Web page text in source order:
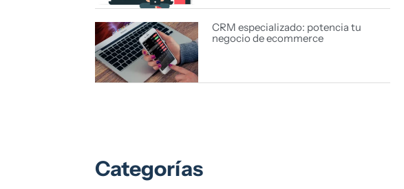
CRM especializado: potencia tu
negocio de ecommerce
Categorías